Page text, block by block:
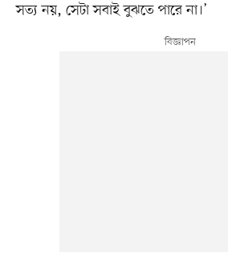
সত্য নয়, সেটা সবাই বুঝতে পারে না।’